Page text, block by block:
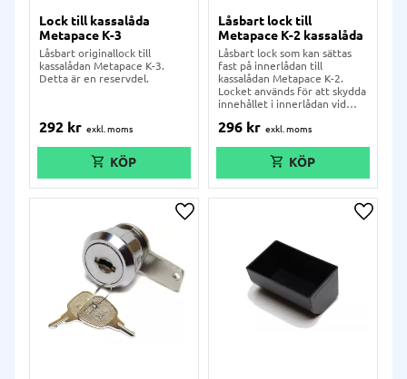
Lock till kassalåda
Metapace K-3
Låsbart originallock till
kassalådan Metapace K-3.
Detta är en reservdel.
292 kr
Låsbart lock till
Metapace K-2 kassalåda
Låsbart lock som kan sättas
fast på innerlådan till
kassalådan Metapace K-2.
Locket används för att skydda
innehållet i innerlådan vid
dagsavslut.
296 kr
Lägg till i önskelista Lägg